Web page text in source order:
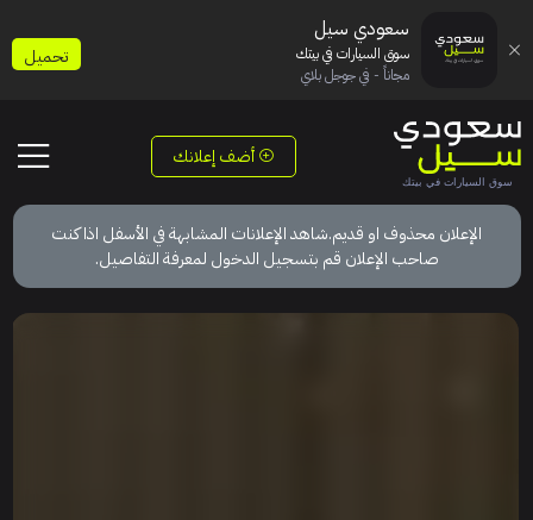
أضف إعلانك
الإعلان محذوف او قديم.شاهد الإعلانات المشابهة في الأسفل اذا كنت
صاحب الإعلان قم بتسجيل الدخول لمعرفة التفاصيل.
سعودي سيل
سوق السيارات في بيتك
مجاناً - في جوجل بلاي
تحميل